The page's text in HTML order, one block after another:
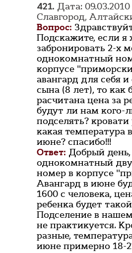
421. Дата: 09.03.2010
Славгород,
Вопрос:
Подскажите, если я
забронировать 2-х
однокомнатный
корпусе
авангард для себя и
сына (8 лет), то как
расчитана цена за
будут ли нам кого-
подселять?
какая температура
июне? спасибо!!!
Ответ: Добрый день,
однокомнатный
номер в корпусе
Авангард в июне
1600 с человека,
ребенка будет
Подселение в
не практикуется.
разные,
июне примерно 18-